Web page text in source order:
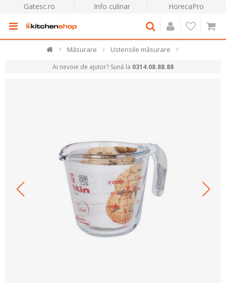
Gatesc.ro Info culinar HorecaPro
Măsurare Ustensile măsurare
Ai nevoie de ajutor? Sună la 0314.08.88.88